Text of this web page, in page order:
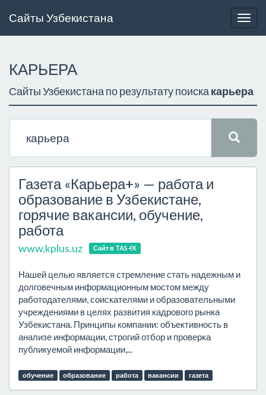
Сайты Узбекистана
КАРЬЕРА
Сайты Узбекистана по результату поиска карьера
Газета «Карьера+» — работа и
образование в Узбекистане,
горячие вакансии, обучение,
работа
www.kplus.uz Сайт в TAS-IX
Нашей целью является стремление стать надежным и
долговечным информационным мостом между
работодателями, соискателями и образовательными
учреждениями в целях развития кадрового рынка
Узбекистана. Принципы компании: объективность в
анализе информации, строгий отбор и проверка
публикуемой информации,...
обучение образование работа вакансии газета